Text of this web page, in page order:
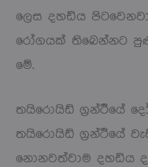
ලෙස දහඩිය
රෝගයක් තිබෙන්නට
මේ.
තයිරොයිඩ් ග්‍රන්ථීයේ
තයිරොයිඩ් ග්‍රන්ථියේ
නොනවත්වාම දහඩිය